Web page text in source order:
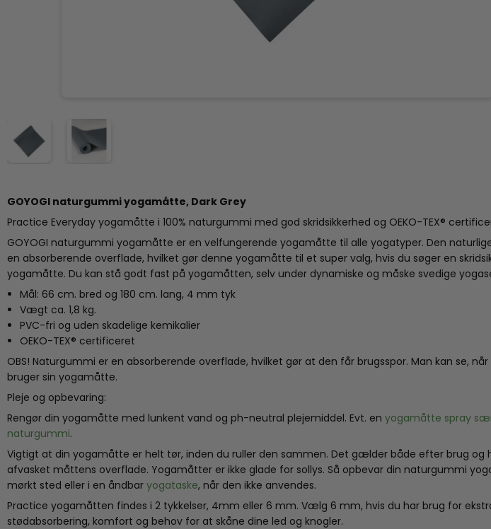
GOYOGI naturgummi yogamåtte, Dark Grey
Practice Everyday yogamåtte i 100% naturgummi med god skridsikkerhed og OEKO-TEX®
GOYOGI naturgummi yogamåtte er en velfungerende yogamåtte til alle yogatyper. Den
en absorberende overflade, hvilket gør denne yogamåtte til et super valg, hvis du søger en
yogamåtte. Du kan stå godt fast på yogamåtten, selv under dynamiske og måske svedige
Mål: 66 cm. bred og 180 cm. lang, 4 mm tyk
Vægt ca. 1,8 kg.
PVC-fri og uden skadelige kemikalier
OEKO-TEX® certificeret
OBS! Naturgummi er en absorberende overflade, hvilket gør at den får brugsspor. Man kan se,
bruger sin yogamåtte.
Pleje og opbevaring:
Rengør din yogamåtte med lunkent vand og ph-neutral plejemiddel. Evt. en yogamåtte spray
naturgummi.
Vigtigt at din yogamåtte er helt tør, inden du ruller den sammen. Det gælder både efter brug og
afvasket måttens overflade. Yogamåtter er ikke glade for sollys. Så opbevar din naturgummi
mørkt sted eller i en åndbar yogataske, når den ikke anvendes.
Practice yogamåtten findes i 2 tykkelser, 4mm eller 6 mm. Vælg 6 mm, hvis du har brug for
stødabsorbering, komfort og behov for at skåne dine led og knogler.